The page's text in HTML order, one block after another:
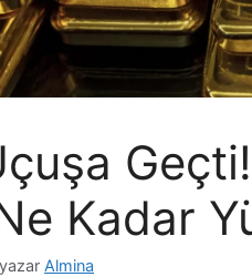
Kadar
yazar Almina